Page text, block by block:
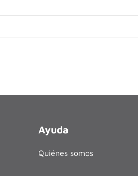
Ayuda
Quiénes somos